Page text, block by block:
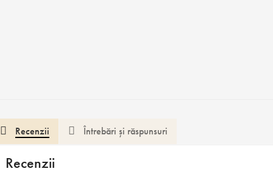
Recenzii Întrebări și răspunsuri
Recenzii